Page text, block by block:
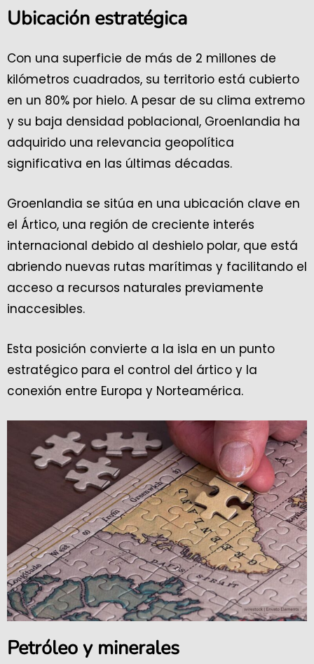
Ubicación estratégica
Con una superficie de más de 2 millones de
kilómetros cuadrados, su territorio está cubierto
en un 80% por hielo. A pesar de su clima extremo
y su baja densidad poblacional, Groenlandia ha
adquirido una relevancia geopolítica
significativa en las últimas décadas.
Groenlandia se sitúa en una ubicación clave en
el Ártico, una región de creciente interés
internacional debido al deshielo polar, que está
abriendo nuevas rutas marítimas y facilitando el
acceso a recursos naturales previamente
inaccesibles.
Esta posición convierte a la isla en un punto
estratégico para el control del ártico y la
conexión entre Europa y Norteamérica.
Petróleo y minerales